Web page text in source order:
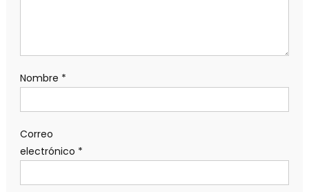
Nombre *
Correo
electrónico *